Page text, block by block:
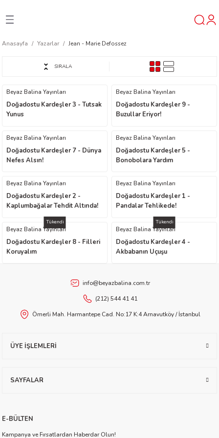
Anasayfa Yazarlar Jean - Marie Defossez
SIRALA
Beyaz Balina Yayınları
Doğadostu Kardeşler 3 - Tutsak
Yunus
Beyaz Balina Yayınları
Doğadostu Kardeşler 9 -
Buzullar Eriyor!
Beyaz Balina Yayınları
Doğadostu Kardeşler 7 - Dünya
Nefes Alsın!
Beyaz Balina Yayınları
Doğadostu Kardeşler 5 -
Bonobolara Yardım
Beyaz Balina Yayınları
Doğadostu Kardeşler 2 -
Kaplumbağalar Tehdit Altında!
Beyaz Balina Yayınları
Doğadostu Kardeşler 1 -
Pandalar Tehlikede!
Tükendi
Beyaz Balina Yayınları
Doğadostu Kardeşler 8 - Filleri
Koruyalım
Tükendi
Beyaz Balina Yayınları
Doğadostu Kardeşler 4 -
Akbabanın Uçuşu
info@beyazbalina.com.tr
(212) 544 41 41
Ömerli Mah. Harmantepe Cad. No:17 K:4 Arnavutköy / İstanbul
ÜYE İŞLEMLERİ
SAYFALAR
E-BÜLTEN
Kampanya ve Fırsatlardan Haberdar Olun!